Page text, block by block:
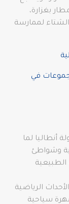
بغزارة،
لممارسة
في
أنطاليا لما
وشواطئ
الطبيعية
الرياضية
سياحية